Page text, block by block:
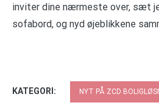
inviter dine nærmeste over, sæt
sofabord, og nyd øjeblikkene
KATEGORI: NYT PÅ ZCD